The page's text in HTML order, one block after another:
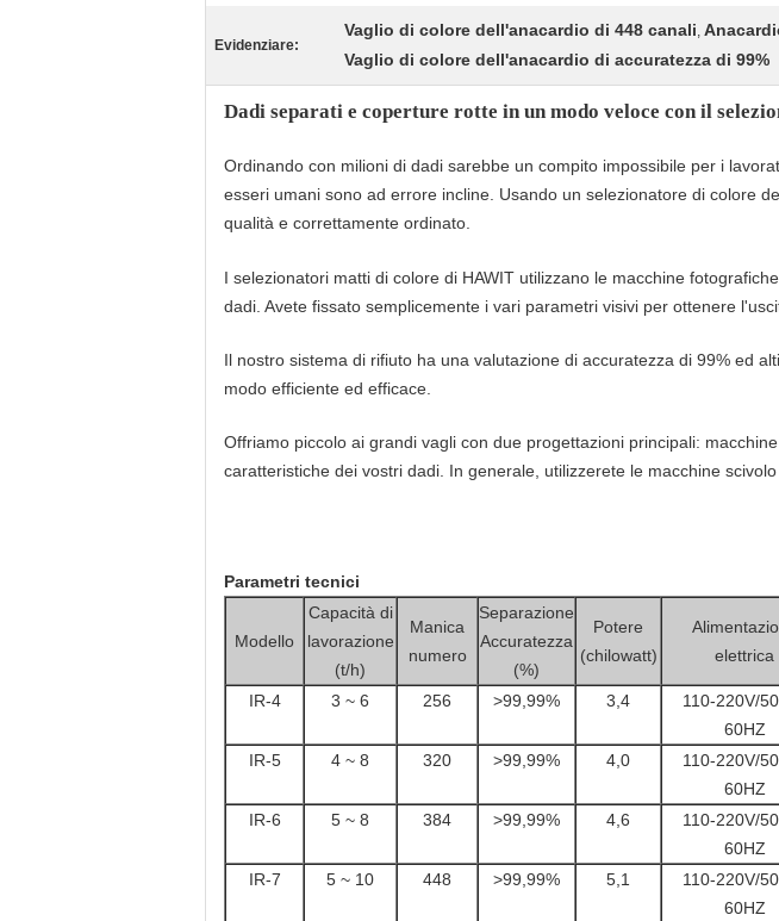
Evidenziare:
Vaglio di colore dell'anacardio di 448 canali,
Vaglio di colore dell'anacardio di accuratezza di 99%
Dadi separati e coperture rotte in un modo veloce con il
Ordinando con milioni di dadi sarebbe un compito impossibile per i
esseri umani sono ad errore incline. Usando un selezionatore di colore
qualità e correttamente ordinato.
I selezionatori matti di colore di HAWIT utilizzano le macchine
dadi. Avete fissato semplicemente i vari parametri visivi per ottenere
Il nostro sistema di rifiuto ha una valutazione di accuratezza di 99% ed
modo efficiente ed efficace.
Offriamo piccolo ai grandi vagli con due progettazioni principali:
caratteristiche dei vostri dadi. In generale, utilizzerete le macchine scivolo
Parametri tecnici
Modello
Capacità di
lavorazione
(t/h)
Manica
numero
Separazione
Accuratezza
(%)
Potere
(chilowatt)
elettrica
IR-4 3 ~ 6 256 >99,99% 3,4
110-220V/
60HZ
IR-5 4 ~ 8 320 >99,99% 4,0
110-220V/
60HZ
IR-6 5 ~ 8 384 >99,99% 4,6
110-220V/
60HZ
IR-7 5 ~ 10 448 >99,99% 5,1
110-220V/
60HZ